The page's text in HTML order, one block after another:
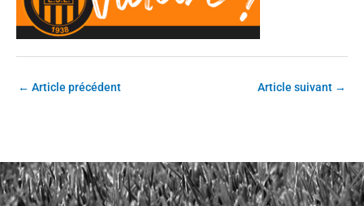
← Article précédent Article suivant →